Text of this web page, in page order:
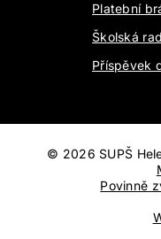
Platební
Školská
Příspěvek
© 2026 SUPŠ
Povinně